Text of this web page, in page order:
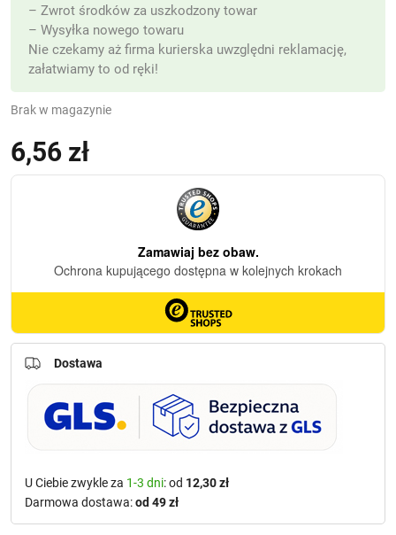
6,56 zł
Brak w magazynie
– Zwrot środków za uszkodzony towar
– Wysyłka nowego towaru
Nie czekamy aż firma kurierska uwzględni reklamację,
załatwiamy to od ręki!
Dostawa
U Ciebie zwykle za 1-3 dni: od 12,30 zł
Darmowa dostawa:od 49 zł